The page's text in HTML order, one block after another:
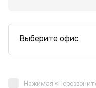
Выберите офис
Нажимая